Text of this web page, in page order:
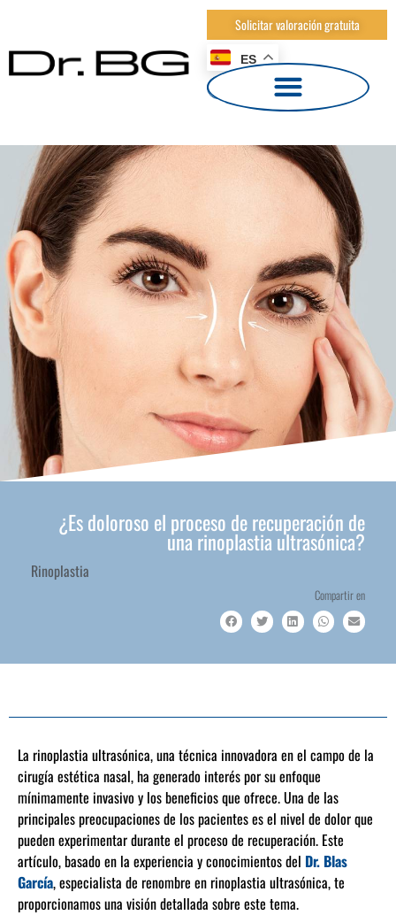
Solicitar valoración gratuita
ES
¿Es doloroso el proceso de recuperación de
una rinoplastia ultrasónica?
Rinoplastia
Compartir en
La rinoplastia ultrasónica, una técnica innovadora en el campo de la
cirugía estética nasal, ha generado interés por su enfoque
mínimamente invasivo y los beneficios que ofrece. Una de las
principales preocupaciones de los pacientes es el nivel de dolor que
pueden experimentar durante el proceso de recuperación. Este
artículo, basado en la experiencia y conocimientos del Dr. Blas
García, especialista de renombre en rinoplastia ultrasónica, te
proporcionamos una visión detallada sobre este tema.